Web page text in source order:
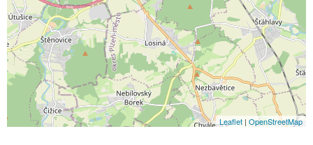
Leaflet | OpenStreetMap